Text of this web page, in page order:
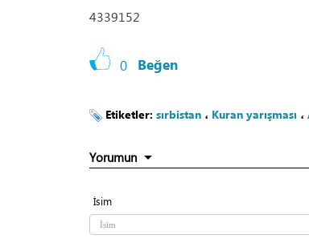
4339152
0 Beğen
Etiketler: sırbistan ، Kuran yarışması ،
Yorumun
İsim